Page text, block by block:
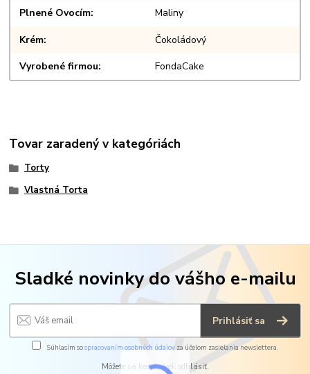
Plnené Ovocím Maliny
Krém Čokoládový
Vyrobené firmou FondaCake
Tovar zaradený v kategóriách
Torty
Vlastná Torta
Sladké novinky do vášho e-mailu
Prihlásiť sa
Súhlasím sospracovaním osobných údajov za účelom zasielania newslettera.
Môžete sa kedykoľvek odhlásiť.